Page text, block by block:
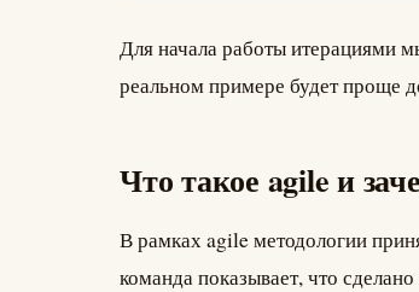
Для начала работы итерациями
реальном примере будет проще
Что такое agile и
В рамках agile методологии
команда показывает, что